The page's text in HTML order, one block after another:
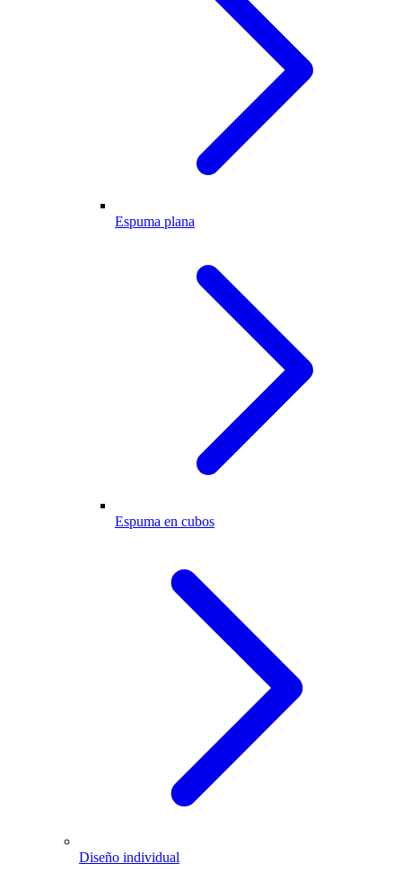
Espuma plana
Espuma en cubos
Diseño individual